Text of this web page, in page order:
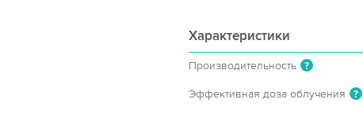
Характеристики
Производительность ?
Эффективная доза облучения ?